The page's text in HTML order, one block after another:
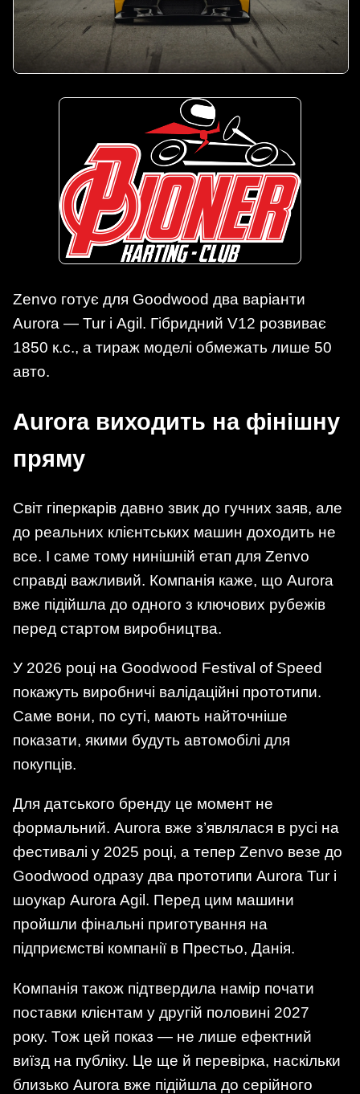
Zenvo готує для Goodwood два варіанти
Aurora — Tur і Agil. Гібридний V12 розвиває
1850 к.с., а тираж моделі обмежать лише 50
авто.
Aurora виходить на фінішну
пряму
Світ гіперкарів давно звик до гучних заяв, але
до реальних клієнтських машин доходить не
все. І саме тому нинішній етап для Zenvo
справді важливий. Компанія каже, що Aurora
вже підійшла до одного з ключових рубежів
перед стартом виробництва.
У 2026 році на Goodwood Festival of Speed
покажуть виробничі валідаційні прототипи.
Саме вони, по суті, мають найточніше
показати, якими будуть автомобілі для
покупців.
Для датського бренду це момент не
формальний. Aurora вже з’являлася в русі на
фестивалі у 2025 році, а тепер Zenvo везе до
Goodwood одразу два прототипи Aurora Tur і
шоукар Aurora Agil. Перед цим машини
пройшли фінальні приготування на
підприємстві компанії в Престьо, Данія.
Компанія також підтвердила намір почати
поставки клієнтам у другій половині 2027
року. Тож цей показ — не лише ефектний
виїзд на публіку. Це ще й перевірка, наскільки
близько Aurora вже підійшла до серійного